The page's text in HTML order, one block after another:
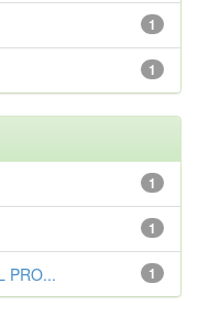
1
1
1
1
1
PRO...